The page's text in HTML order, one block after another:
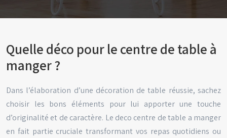
Quelle déco pour le centre de table à
manger ?
Dans l’élaboration d’une décoration de table réussie, sachez
choisir les bons éléments pour lui apporter une touche
d’originalité et de caractère. Le deco centre de table a manger
en fait partie cruciale transformant vos repas quotidiens ou